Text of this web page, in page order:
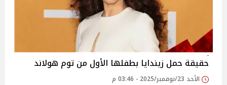
حقيقة حمل زيندايا بطفلها الأول من توم هولاند
الأحد 23/نوفمبر/2025 - 03:46 م